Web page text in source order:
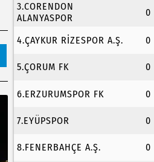
3.CORENDON
ALANYASPOR
0
4.ÇAYKUR RİZESPOR A.Ş. 0
5.ÇORUM FK 0
6.ERZURUMSPOR FK 0
7.EYÜPSPOR 0
8.FENERBAHÇE A.Ş. 0